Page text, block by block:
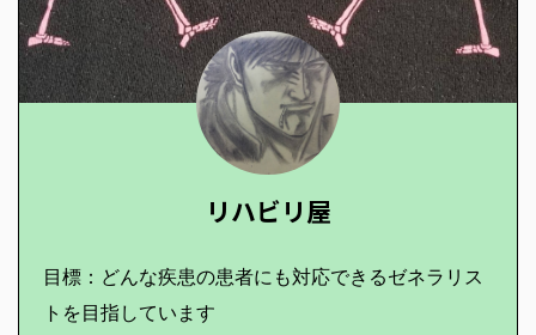
リハビリ屋
目標：どんな疾患の患者にも対応できるゼネラリス
トを目指しています